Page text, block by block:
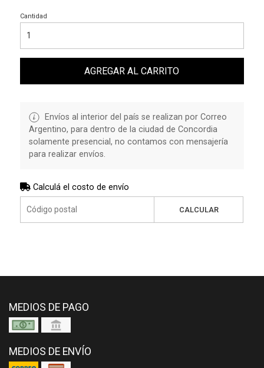
Cantidad
AGREGAR AL CARRITO
Envíos al interior del país se realizan por Correo
Argentino, para dentro de la ciudad de Concordia
solamente presencial, no contamos con mensajería
para realizar envíos.
Calculá el costo de envío
CALCULAR
MEDIOS DE PAGO
MEDIOS DE ENVÍO